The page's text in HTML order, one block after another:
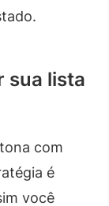
sua lista
com
é
você